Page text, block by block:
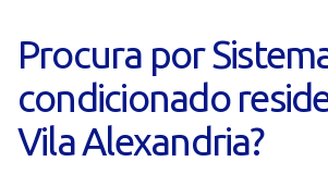
Procura por
condicionado
Vila Alexandria?